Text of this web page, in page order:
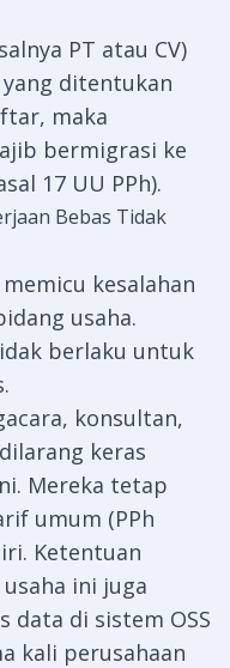
PT atau CV)
ditentukan
maka
bermigrasi ke
17 UU PPh).
Bebas Tidak
kesalahan
usaha.
berlaku untuk
konsultan,
keras
Mereka tetap
umum (PPh
Ketentuan
ini juga
data di sistem OSS
kali perusahaan